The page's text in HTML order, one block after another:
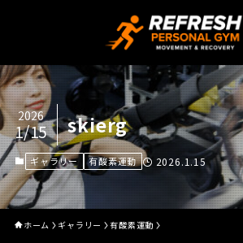
skierg
2026
1/15
ギャラリー 有酸素運動 2026.1.15
ホーム ギャラリー 有酸素運動